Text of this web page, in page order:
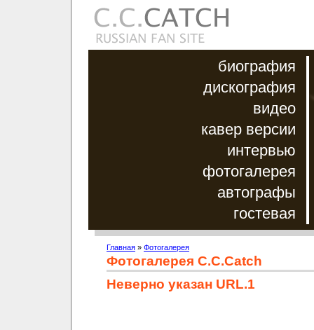
биография
дискография
видео
кавер версии
интервью
фотогалерея
автографы
гостевая
Главная » Фотогалерея
Фотогалерея C.C.Catch
Неверно указан URL.1